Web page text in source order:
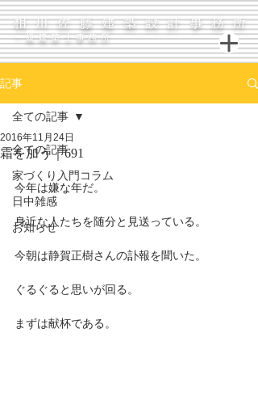
相川佐藤建築設計事務所
一級建築士事務所
記事
全ての記事
家づくり入門コラム
日中雑感
お知らせ
全ての記事
霜を加う｜691
2016年11月24日
今年は嫌な年だ。
身近な人たちを随分と見送っている。
今朝は静賀正樹さんの訃報を聞いた。
ぐるぐると思いが回る。
まずは献杯である。